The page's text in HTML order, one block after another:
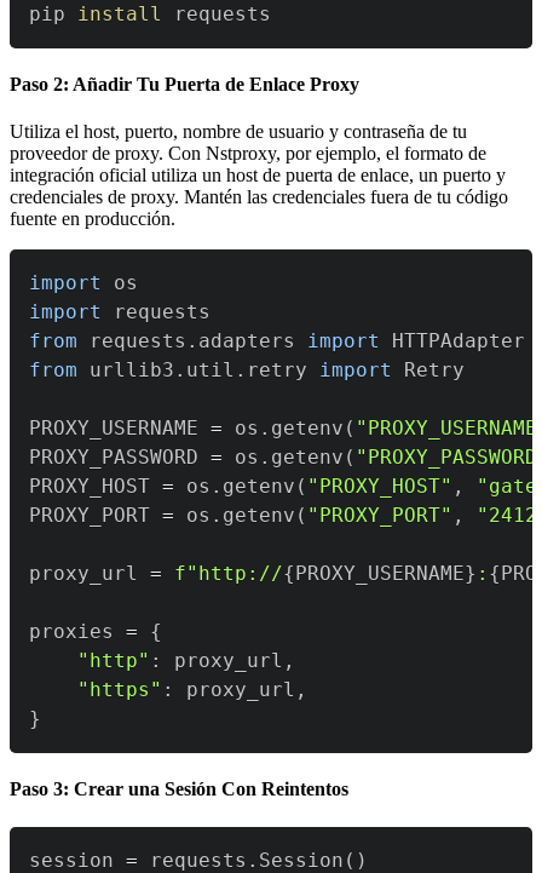
pip install requests
Paso 2: Añadir Tu Puerta de Enlace Proxy
Utiliza el host, puerto, nombre de usuario y contraseña de tu
proveedor de proxy. Con Nstproxy, por ejemplo, el formato de
integración oficial utiliza un host de puerta de enlace, un puerto y
credenciales de proxy. Mantén las credenciales fuera de tu código
fuente en producción.
import
import
from requests . adapters import
from urllib3 . util . retry import
PROXY_USERNAME = os . getenv (
PROXY_PASSWORD = os . getenv (
PROXY_HOST = os . getenv ( "PROXY_HOST" ,
PROXY_PORT = os . getenv ( "PROXY_PORT" ,
proxy_url = f"http://{ PROXY_USERNAME} : {
proxies =
{
"http" : proxy_url ,
"https" : proxy_url ,
}
Paso 3: Crear una Sesión Con Reintentos
session = requests . Session ( )